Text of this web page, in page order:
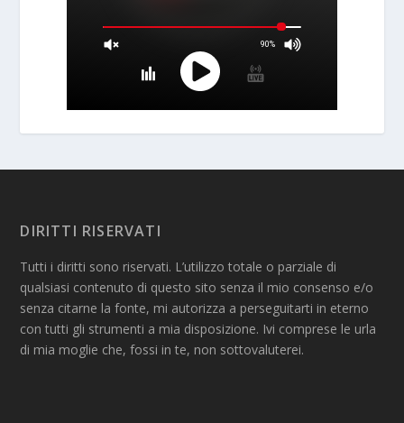
DIRITTI RISERVATI
Tutti i diritti sono riservati. L’utilizzo totale o parziale di
qualsiasi contenuto di questo sito senza il mio consenso e/o
senza citarne la fonte, mi autorizza a perseguitarti in eterno
con tutti gli strumenti a mia disposizione. Ivi comprese le urla
di mia moglie che, fossi in te, non sottovaluterei.